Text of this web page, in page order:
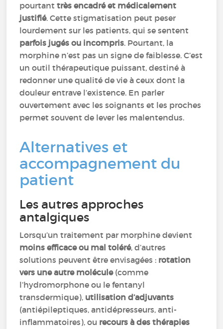
pourtant très encadré et médicalement
justifié. Cette stigmatisation peut peser
lourdement sur les patients, qui se sentent
parfois jugés ou incompris. Pourtant, la
morphine n’est pas un signe de faiblesse. C’est
un outil thérapeutique puissant, destiné à
redonner une qualité de vie à ceux dont la
douleur entrave l’existence. En parler
ouvertement avec les soignants et les proches
permet souvent de lever les malentendus.
Alternatives et
accompagnement du
patient
Les autres approches
antalgiques
Lorsqu’un traitement par morphine devient
moins efficace ou mal toléré, d’autres
solutions peuvent être envisagées : rotation
vers une autre molécule(comme
l’hydromorphone ou le fentanyl
transdermique), utilisation d’adjuvants
(antiépileptiques, antidépresseurs, anti-
inflammatoires), ou recours à des thérapies